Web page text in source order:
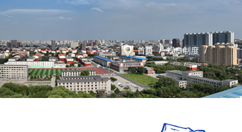
首页 / 规章制度 /